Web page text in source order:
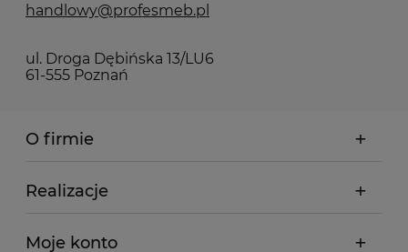
handlowy@profesmeb.pl
ul. Droga Dębińska 13/LU6
61-555 Poznań
O firmie
Realizacje
Moje konto